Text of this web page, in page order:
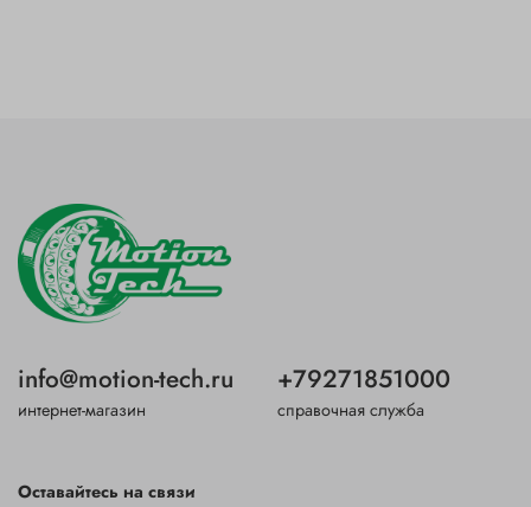
info@motion-tech.ru
интернет-магазин
+79271851000
справочная служба
Оставайтесь на связи